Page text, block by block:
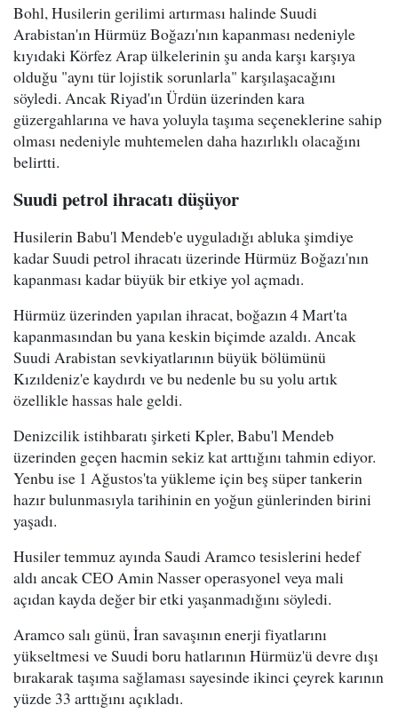
Bohl, Husilerin gerilimi artırması halinde Suudi
Arabistan'ın Hürmüz Boğazı'nın kapanması nedeniyle
kıyıdaki Körfez Arap ülkelerinin şu anda karşı karşıya
olduğu "aynı tür lojistik sorunlarla" karşılaşacağını
söyledi. Ancak Riyad'ın Ürdün üzerinden kara
güzergahlarına ve hava yoluyla taşıma seçeneklerine sahip
olması nedeniyle muhtemelen daha hazırlıklı olacağını
belirtti.
Suudi petrol ihracatı düşüyor
Husilerin Babu'l Mendeb'e uyguladığı abluka şimdiye
kadar Suudi petrol ihracatı üzerinde Hürmüz Boğazı'nın
kapanması kadar büyük bir etkiye yol açmadı.
Hürmüz üzerinden yapılan ihracat, boğazın 4 Mart'ta
kapanmasından bu yana keskin biçimde azaldı. Ancak
Suudi Arabistan sevkiyatlarının büyük bölümünü
Kızıldeniz'e kaydırdı ve bu nedenle bu su yolu artık
özellikle hassas hale geldi.
Denizcilik istihbaratı şirketi Kpler, Babu'l Mendeb
üzerinden geçen hacmin sekiz kat arttığını tahmin ediyor.
Yenbu ise 1 Ağustos'ta yükleme için beş süper tankerin
hazır bulunmasıyla tarihinin en yoğun günlerinden birini
yaşadı.
Husiler temmuz ayında Saudi Aramco tesislerini hedef
aldı ancak CEO Amin Nasser operasyonel veya mali
açıdan kayda değer bir etki yaşanmadığını söyledi.
Aramco salı günü, İran savaşının enerji fiyatlarını
yükseltmesi ve Suudi boru hatlarının Hürmüz'ü devre dışı
bırakarak taşıma sağlaması sayesinde ikinci çeyrek karının
yüzde 33 arttığını açıkladı.